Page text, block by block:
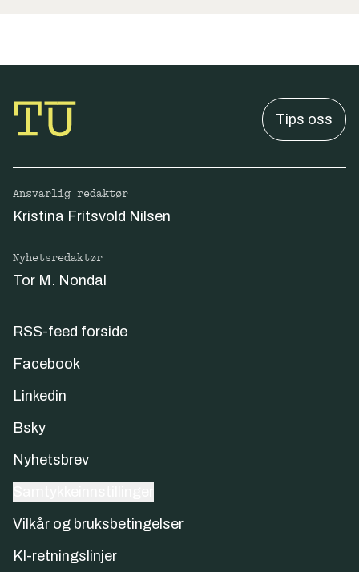
Tips oss
Ansvarlig redaktør
Kristina Fritsvold Nilsen
Nyhetsredaktør
Tor M. Nondal
RSS-feed forside
Facebook
Linkedin
Bsky
Nyhetsbrev
Vilkår og bruksbetingelser
KI-retningslinjer